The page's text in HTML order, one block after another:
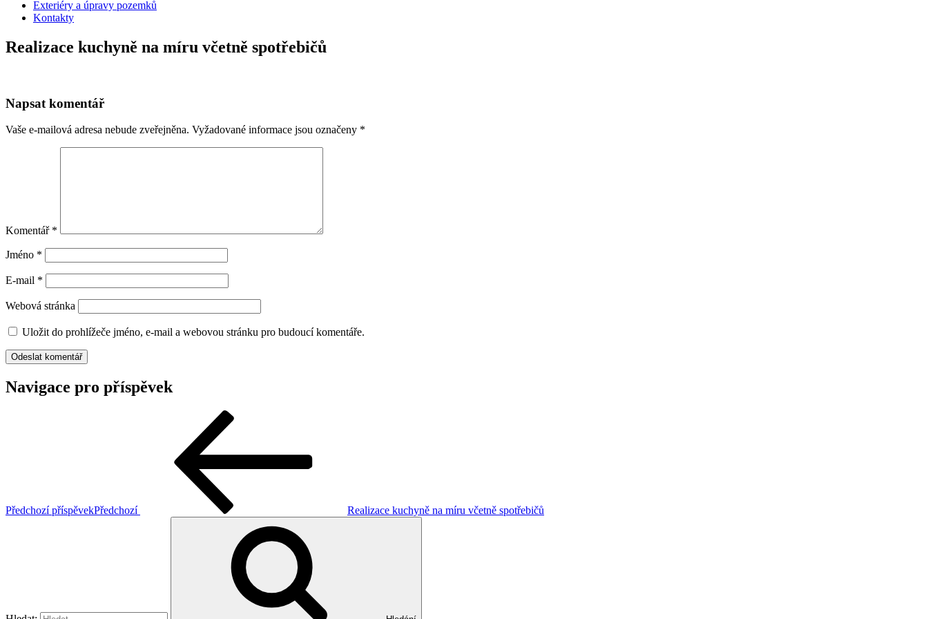
Exteriéry a úpravy pozemků
Kontakty
Realizace kuchyně na míru včetně spotřebičů
Napsat komentář
Vaše e-mailová adresa nebude zveřejněna. Vyžadované informace jsou označeny *
Komentář *
Jméno *
E-mail *
Webová stránka
Uložit do prohlížeče jméno, e-mail a webovou stránku pro budoucí komentáře.
Navigace pro příspěvek
Předchozí příspěvekPředchozí Realizace kuchyně na míru včetně spotřebičů